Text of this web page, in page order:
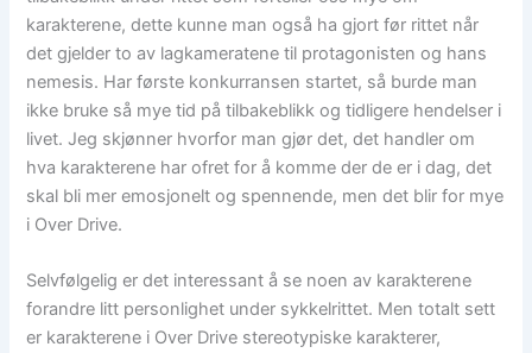
karakterene, dette kunne man også ha gjort før rittet når
det gjelder to av lagkameratene til protagonisten og hans
nemesis. Har første konkurransen startet, så burde man
ikke bruke så mye tid på tilbakeblikk og tidligere hendelser i
livet. Jeg skjønner hvorfor man gjør det, det handler om
hva karakterene har ofret for å komme der de er i dag, det
skal bli mer emosjonelt og spennende, men det blir for mye
i Over Drive.
Selvfølgelig er det interessant å se noen av karakterene
forandre litt personlighet under sykkelrittet. Men totalt sett
er karakterene i Over Drive stereotypiske karakterer,